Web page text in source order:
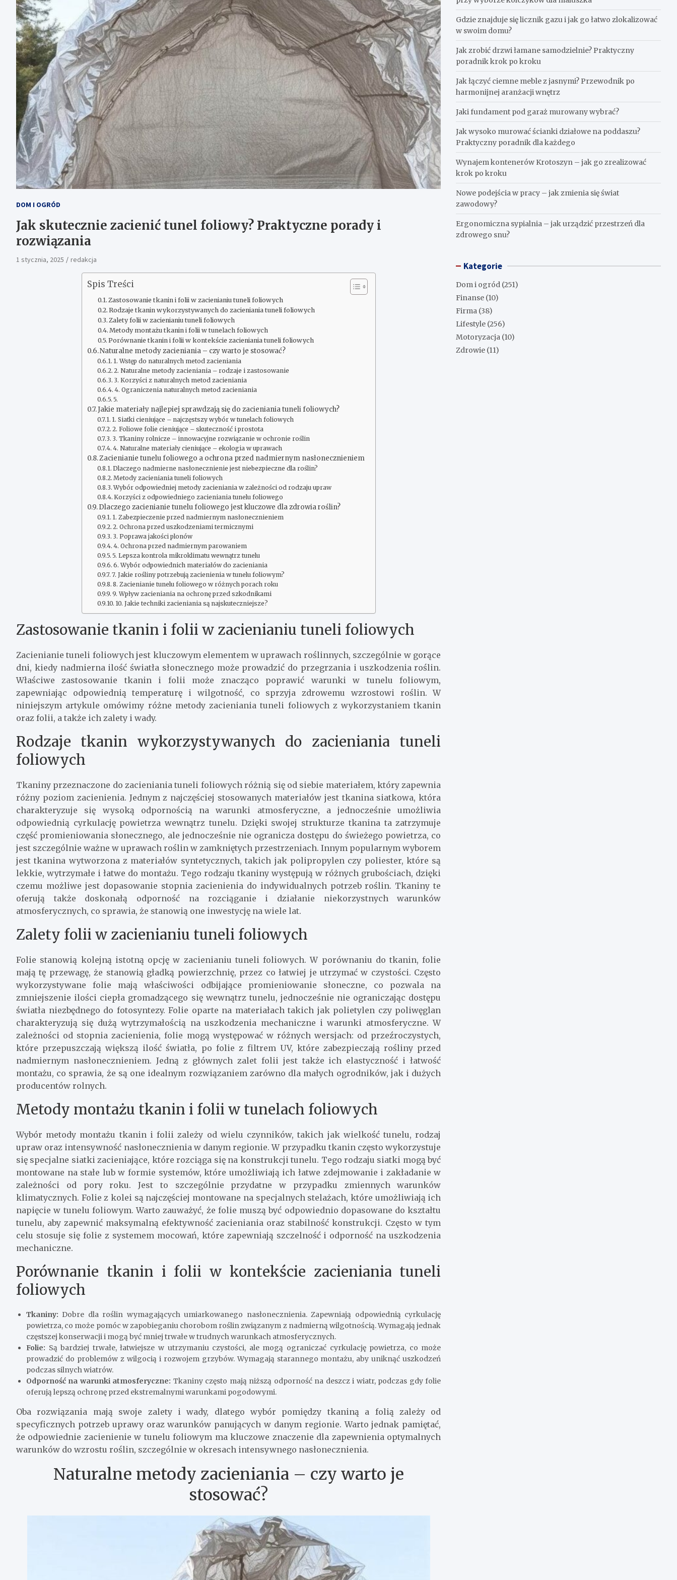
DOM I OGRÓD
Jak skutecznie zacienić tunel foliowy? Praktyczne porady i
rozwiązania
1 stycznia, 2025 redakcja
Spis Treści
Zastosowanie tkanin i folii w zacienianiu tuneli foliowych
Rodzaje tkanin wykorzystywanych do zacieniania tuneli foliowych
Zalety folii w zacienianiu tuneli foliowych
Metody montażu tkanin i folii w tunelach foliowych
Porównanie tkanin i folii w kontekście zacieniania tuneli foliowych
Naturalne metody zacieniania – czy warto je stosować?
1. Wstęp do naturalnych metod zacieniania
2. Naturalne metody zacieniania – rodzaje i zastosowanie
3. Korzyści z naturalnych metod zacieniania
4. Ograniczenia naturalnych metod zacieniania
5.
Jakie materiały najlepiej sprawdzają się do zacieniania tuneli foliowych?
1. Siatki cieniujące – najczęstszy wybór w tunelach foliowych
2. Foliowe folie cieniujące – skuteczność i prostota
3. Tkaniny rolnicze – innowacyjne rozwiązanie w ochronie roślin
4. Naturalne materiały cieniujące – ekologia w uprawach
Zacienianie tunelu foliowego a ochrona przed nadmiernym nasłonecznieniem
Dlaczego nadmierne nasłonecznienie jest niebezpieczne dla roślin?
Metody zacieniania tuneli foliowych
Wybór odpowiedniej metody zacieniania w zależności od rodzaju upraw
Korzyści z odpowiedniego zacieniania tunelu foliowego
Dlaczego zacienianie tunelu foliowego jest kluczowe dla zdrowia roślin?
1. Zabezpieczenie przed nadmiernym nasłonecznieniem
2. Ochrona przed uszkodzeniami termicznymi
3. Poprawa jakości plonów
4. Ochrona przed nadmiernym parowaniem
5. Lepsza kontrola mikroklimatu wewnątrz tunelu
6. Wybór odpowiednich materiałów do zacieniania
7. Jakie rośliny potrzebują zacienienia w tunelu foliowym?
8. Zacienianie tunelu foliowego w różnych porach roku
9. Wpływ zacieniania na ochronę przed szkodnikami
10. Jakie techniki zacieniania są najskuteczniejsze?
Zastosowanie tkanin i folii w zacienianiu tuneli foliowych
Zacienianie tuneli foliowych jest kluczowym elementem w uprawach roślinnych, szczególnie w gorące
dni, kiedy nadmierna ilość światła słonecznego może prowadzić do przegrzania i uszkodzenia roślin.
Właściwe zastosowanie tkanin i folii może znacząco poprawić warunki w tunelu foliowym,
zapewniając odpowiednią temperaturę i wilgotność, co sprzyja zdrowemu wzrostowi roślin. W
niniejszym artykule omówimy różne metody zacieniania tuneli foliowych z wykorzystaniem tkanin
oraz folii, a także ich zalety i wady.
Rodzaje tkanin wykorzystywanych do zacieniania tuneli
foliowych
Tkaniny przeznaczone do zacieniania tuneli foliowych różnią się od siebie materiałem, który zapewnia
różny poziom zacienienia. Jednym z najczęściej stosowanych materiałów jest tkanina siatkowa, która
charakteryzuje się wysoką odpornością na warunki atmosferyczne, a jednocześnie umożliwia
odpowiednią cyrkulację powietrza wewnątrz tunelu. Dzięki swojej strukturze tkanina ta zatrzymuje
część promieniowania słonecznego, ale jednocześnie nie ogranicza dostępu do świeżego powietrza, co
jest szczególnie ważne w uprawach roślin w zamkniętych przestrzeniach. Innym popularnym wyborem
jest tkanina wytworzona z materiałów syntetycznych, takich jak polipropylen czy poliester, które są
lekkie, wytrzymałe i łatwe do montażu. Tego rodzaju tkaniny występują w różnych grubościach, dzięki
czemu możliwe jest dopasowanie stopnia zacienienia do indywidualnych potrzeb roślin. Tkaniny te
oferują także doskonałą odporność na rozciąganie i działanie niekorzystnych warunków
atmosferycznych, co sprawia, że stanowią one inwestycję na wiele lat.
Zalety folii w zacienianiu tuneli foliowych
Folie stanowią kolejną istotną opcję w zacienianiu tuneli foliowych. W porównaniu do tkanin, folie
mają tę przewagę, że stanowią gładką powierzchnię, przez co łatwiej je utrzymać w czystości. Często
wykorzystywane folie mają właściwości odbijające promieniowanie słoneczne, co pozwala na
zmniejszenie ilości ciepła gromadzącego się wewnątrz tunelu, jednocześnie nie ograniczając dostępu
światła niezbędnego do fotosyntezy. Folie oparte na materiałach takich jak polietylen czy poliwęglan
charakteryzują się dużą wytrzymałością na uszkodzenia mechaniczne i warunki atmosferyczne. W
zależności od stopnia zacienienia, folie mogą występować w różnych wersjach: od przeźroczystych,
które przepuszczają większą ilość światła, po folie z filtrem UV, które zabezpieczają rośliny przed
nadmiernym nasłonecznieniem. Jedną z głównych zalet folii jest także ich elastyczność i łatwość
montażu, co sprawia, że są one idealnym rozwiązaniem zarówno dla małych ogrodników, jak i dużych
producentów rolnych.
Metody montażu tkanin i folii w tunelach foliowych
Wybór metody montażu tkanin i folii zależy od wielu czynników, takich jak wielkość tunelu, rodzaj
upraw oraz intensywność nasłonecznienia w danym regionie. W przypadku tkanin często wykorzystuje
się specjalne siatki zacieniające, które rozciąga się na konstrukcji tunelu. Tego rodzaju siatki mogą być
montowane na stałe lub w formie systemów, które umożliwiają ich łatwe zdejmowanie i zakładanie w
zależności od pory roku. Jest to szczególnie przydatne w przypadku zmiennych warunków
klimatycznych. Folie z kolei są najczęściej montowane na specjalnych stelażach, które umożliwiają ich
napięcie w tunelu foliowym. Warto zauważyć, że folie muszą być odpowiednio dopasowane do kształtu
tunelu, aby zapewnić maksymalną efektywność zacieniania oraz stabilność konstrukcji. Często w tym
celu stosuje się folie z systemem mocowań, które zapewniają szczelność i odporność na uszkodzenia
mechaniczne.
Porównanie tkanin i folii w kontekście zacieniania tuneli
foliowych
Tkaniny: Dobre dla roślin wymagających umiarkowanego nasłonecznienia. Zapewniają odpowiednią cyrkulację
powietrza, co może pomóc w zapobieganiu chorobom roślin związanym z nadmierną wilgotnością. Wymagają jednak
częstszej konserwacji i mogą być mniej trwałe w trudnych warunkach atmosferycznych.
Folie: Są bardziej trwałe, łatwiejsze w utrzymaniu czystości, ale mogą ograniczać cyrkulację powietrza, co może
prowadzić do problemów z wilgocią i rozwojem grzybów. Wymagają starannego montażu, aby uniknąć uszkodzeń
podczas silnych wiatrów.
Odporność na warunki atmosferyczne: Tkaniny często mają niższą odporność na deszcz i wiatr, podczas gdy folie
oferują lepszą ochronę przed ekstremalnymi warunkami pogodowymi.
Oba rozwiązania mają swoje zalety i wady, dlatego wybór pomiędzy tkaniną a folią zależy od
specyficznych potrzeb uprawy oraz warunków panujących w danym regionie. Warto jednak pamiętać,
że odpowiednie zacienienie w tunelu foliowym ma kluczowe znaczenie dla zapewnienia optymalnych
warunków do wzrostu roślin, szczególnie w okresach intensywnego nasłonecznienia.
Naturalne metody zacieniania – czy warto je
stosować?
Gdzie znajduje się licznik gazu i jak go łatwo zlokalizować
w swoim domu?
Jak zrobić drzwi łamane samodzielnie? Praktyczny
poradnik krok po kroku
Jak łączyć ciemne meble z jasnymi? Przewodnik po
harmonijnej aranżacji wnętrz
Jaki fundament pod garaż murowany wybrać?
Jak wysoko murować ścianki działowe na poddaszu?
Praktyczny poradnik dla każdego
Wynajem kontenerów Krotoszyn – jak go zrealizować
krok po kroku
Nowe podejścia w pracy – jak zmienia się świat
zawodowy?
Ergonomiczna sypialnia – jak urządzić przestrzeń dla
zdrowego snu?
Kategorie
Dom i ogród (251)
Finanse (10)
Firma (38)
Lifestyle (256)
Motoryzacja (10)
Zdrowie (11)